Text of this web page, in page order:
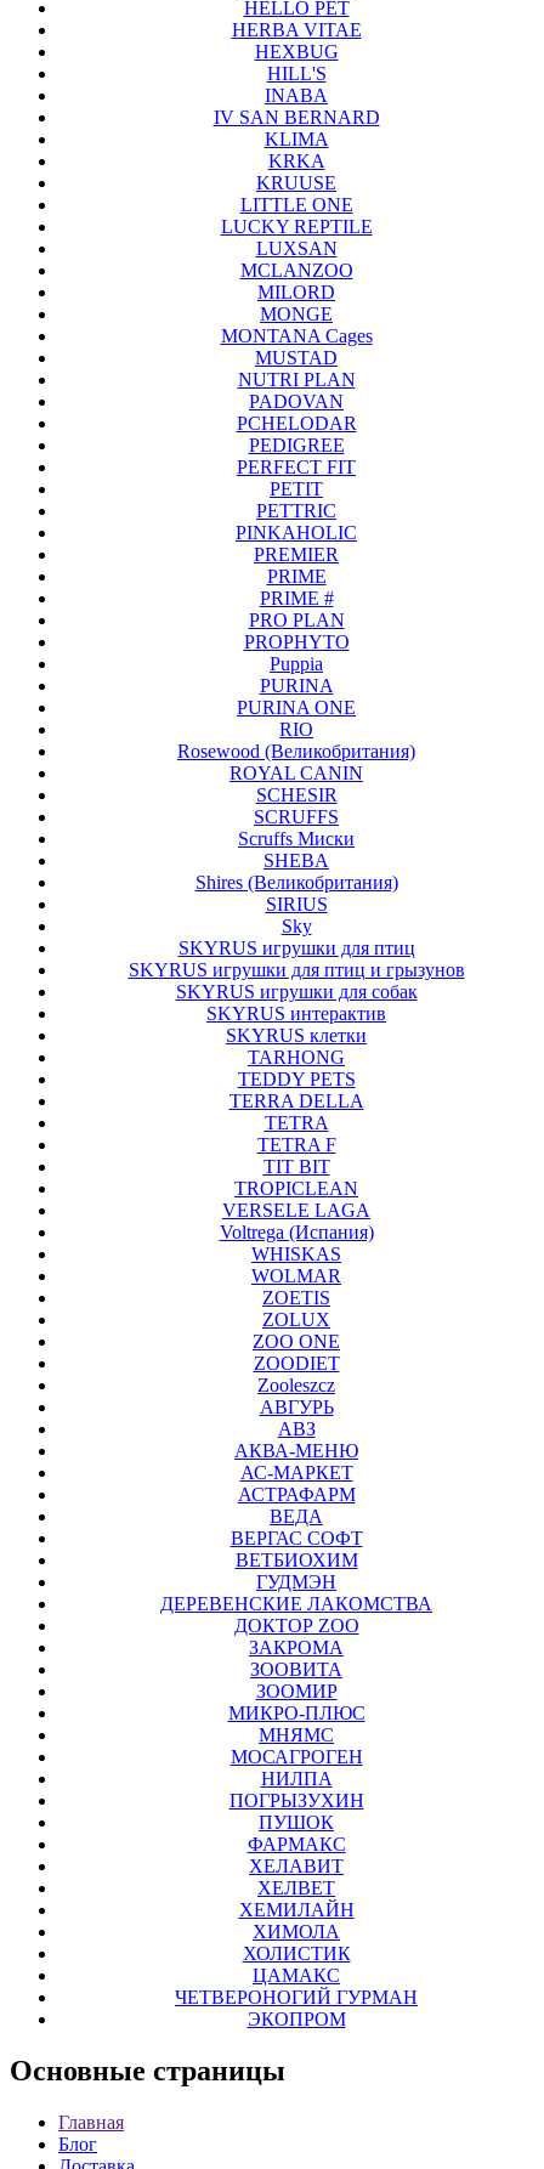
HELLO PET
HERBA VITAE
HEXBUG
HILL'S
INABA
IV SAN BERNARD
KLIMA
KRKA
KRUUSE
LITTLE ONE
LUCKY REPTILE
LUXSAN
MCLANZOO
MILORD
MONGE
MONTANA Cages
MUSTAD
NUTRI PLAN
PADOVAN
PCHELODAR
PEDIGREE
PERFECT FIT
PETIT
PETTRIC
PINKAHOLIC
PREMIER
PRIME
PRIME #
PRO PLAN
PROPHYTO
Puppia
PURINA
PURINA ONE
RIO
Rosewood (Великобритания)
ROYAL CANIN
SCHESIR
SCRUFFS
Scruffs Миски
SHEBA
Shires (Великобритания)
SIRIUS
Sky
SKYRUS игрушки для птиц
SKYRUS игрушки для птиц и грызунов
SKYRUS игрушки для собак
SKYRUS интерактив
SKYRUS клетки
TARHONG
TEDDY PETS
TERRA DELLA
TETRA
TETRA F
TIT BIT
TROPICLEAN
VERSELE LAGA
Voltrega (Испания)
WHISKAS
WOLMAR
ZOETIS
ZOLUX
ZOO ONE
ZOODIET
Zooleszcz
АВГУРЬ
АВЗ
АКВА-МЕНЮ
АС-МАРКЕТ
АСТРАФАРМ
ВЕДА
ВЕРГАС СОФТ
ВЕТБИОХИМ
ГУДМЭН
ДЕРЕВЕНСКИЕ ЛАКОМСТВА
ДОКТОР ZOO
ЗАКРОМА
ЗООВИТА
ЗООМИР
МИКРО-ПЛЮС
МНЯМС
МОСАГРОГЕН
НИЛПА
ПОГРЫЗУХИН
ПУШОК
ФАРМАКС
ХЕЛАВИТ
ХЕЛВЕТ
ХЕМИЛАЙН
ХИМОЛА
ХОЛИСТИК
ЦАМАКС
ЧЕТВЕРОНОГИЙ ГУРМАН
ЭКОПРОМ
Основные страницы
Главная
Блог